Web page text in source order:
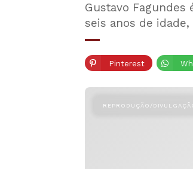
Gustavo
seis anos de
Pinterest